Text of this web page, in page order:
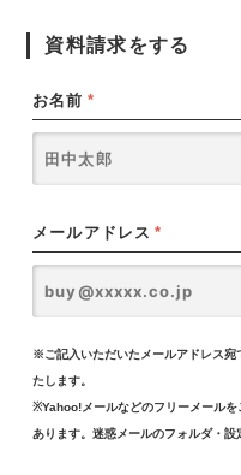
資料請求をする
お名前 *
メールアドレス *
※ご記入いただいたメールアドレス宛
たします。
※Yahoo!メールなどのフリーメール
あります。迷惑メールのフォルダ・設